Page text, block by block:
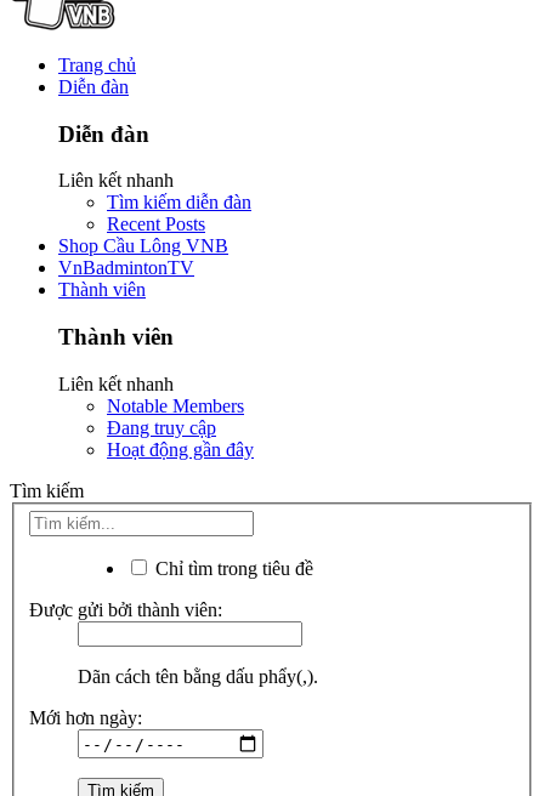
Trang chủ
Diễn đàn
Diễn đàn
Liên kết nhanh
Tìm kiếm diễn đàn
Recent Posts
Shop Cầu Lông VNB
VnBadmintonTV
Thành viên
Thành viên
Liên kết nhanh
Notable Members
Đang truy cập
Hoạt động gần đây
Tìm kiếm
Chỉ tìm trong tiêu đề
Được gửi bởi thành viên:
Dãn cách tên bằng dấu phẩy(,).
Mới hơn ngày: